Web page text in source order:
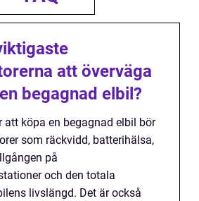
att överväga
begagnad elbil?
att köpa en begagnad elbil bör
som räckvidd, batterihälsa,
på
och den totala
livslängd. Det är också